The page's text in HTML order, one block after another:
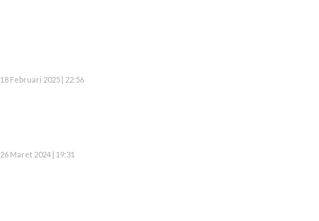
18 Februari 2025 | 22:56
26 Maret 2024 | 19:31